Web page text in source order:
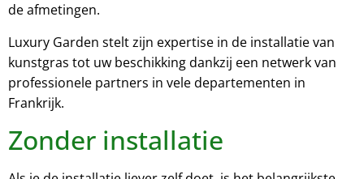
de afmetingen.
Luxury Garden stelt zijn expertise in de installatie van
kunstgras tot uw beschikking dankzij een netwerk van
professionele partners in vele departementen in
Frankrijk.
Zonder installatie